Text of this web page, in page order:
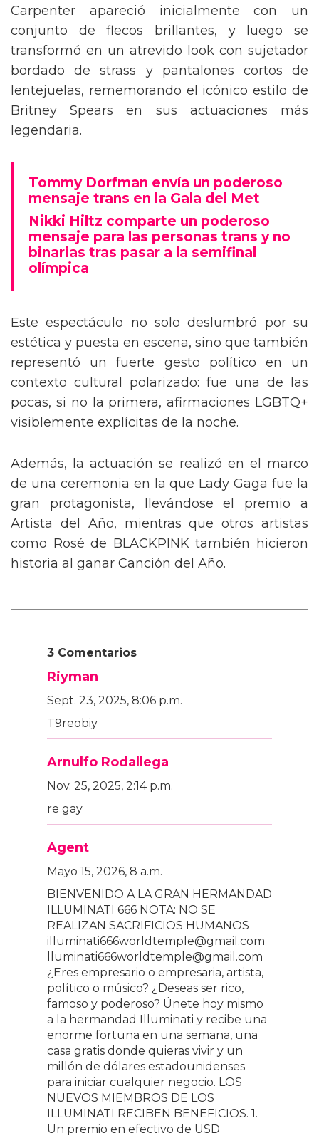
Carpenter apareció inicialmente con un
conjunto de flecos brillantes, y luego se
transformó en un atrevido look con sujetador
bordado de strass y pantalones cortos de
lentejuelas, rememorando el icónico estilo de
Britney Spears en sus actuaciones más
legendaria.
Tommy Dorfman envía un poderoso
mensaje trans en la Gala del Met
Nikki Hiltz comparte un poderoso
mensaje para las personas trans y no
binarias tras pasar a la semifinal
olímpica
Este espectáculo no solo deslumbró por su
estética y puesta en escena, sino que también
representó un fuerte gesto político en un
contexto cultural polarizado: fue una de las
pocas, si no la primera, afirmaciones LGBTQ+
visiblemente explícitas de la noche.
Además, la actuación se realizó en el marco
de una ceremonia en la que Lady Gaga fue la
gran protagonista, llevándose el premio a
Artista del Año, mientras que otros artistas
como Rosé de BLACKPINK también hicieron
historia al ganar Canción del Año.
3 Comentarios
Riyman
Sept. 23, 2025, 8:06 p.m.
T9reobiy
Arnulfo Rodallega
Nov. 25, 2025, 2:14 p.m.
re gay
Agent
Mayo 15, 2026, 8 a.m.
BIENVENIDO A LA GRAN HERMANDAD
ILLUMINATI 666 NOTA: NO SE
REALIZAN SACRIFICIOS HUMANOS
illuminati666worldtemple@gmail.com
lluminati666worldtemple@gmail.com
¿Eres empresario o empresaria, artista,
político o músico? ¿Deseas ser rico,
famoso y poderoso? Únete hoy mismo
a la hermandad Illuminati y recibe una
enorme fortuna en una semana, una
casa gratis donde quieras vivir y un
millón de dólares estadounidenses
para iniciar cualquier negocio. LOS
NUEVOS MIEMBROS DE LOS
ILLUMINATI RECIBEN BENEFICIOS. 1.
Un premio en efectivo de USD